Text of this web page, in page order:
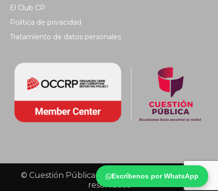
Escríbenos por WhatsApp
El Club CP
Política de privacidad
Tratamiento de datos personales
© Cuestión Pública 2018 - Todos los derechos
reservados